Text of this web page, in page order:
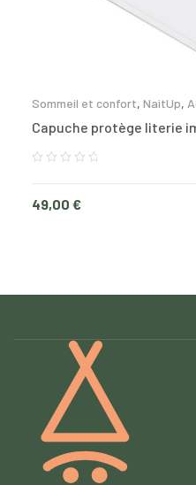
Sommeil et confort, NaitUp,
Capuche protège literie
49,00 €